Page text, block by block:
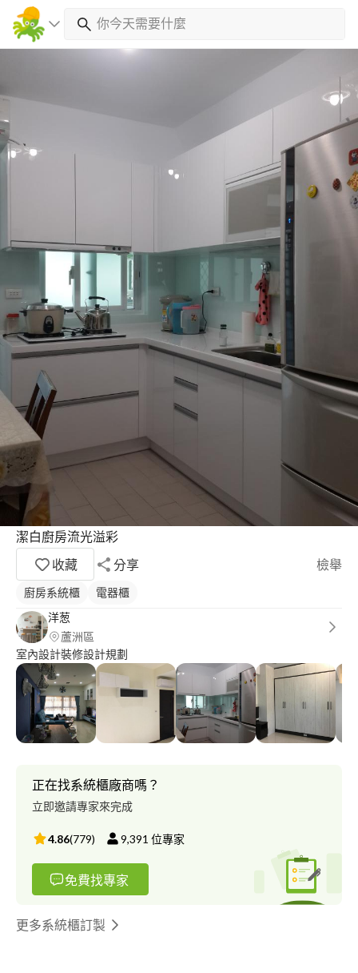
潔白廚房流光溢彩
收藏
分享 檢舉
廚房系統櫃
電器櫃
洋葱
蘆洲區
室內設計裝修設計規劃
正在找系統櫃廠商嗎？
立即邀請專家來完成
4.86(779) 9,391 位專家
免費找專家
更多系統櫃訂製